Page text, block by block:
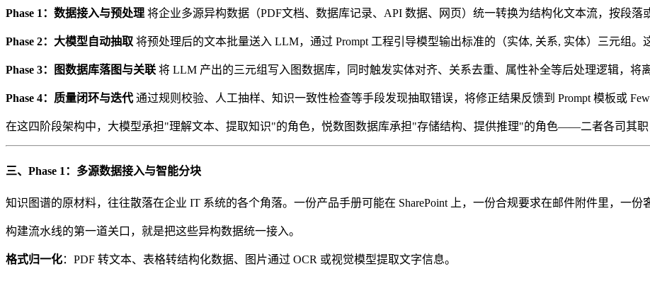
Phase 1：数据接入与预处理 将企业多源异构数据（PDF文档、数据库记录、API 数据、网页）统一转换为结构化文本流，按段落
Phase 2：大模型自动抽取 将预处理后的文本批量送入 LLM，通过 Prompt 工程引导模型输出标准的（实体, 关系, 实体）三元组。
Phase 3：图数据库落图与关联 将 LLM 产出的三元组写入图数据库，同时触发实体对齐、关系去重、属性补全等后处理逻辑，将
Phase 4：质量闭环与迭代通过规则校验、人工抽样、知识一致性检查等手段发现抽取错误，将修正结果反馈到 Prompt 模板或
在这四阶段架构中，大模型承担"理解文本、提取知识"的角色，悦数图数据库承担"存储结构、提供推理"的角色——二者各司其职
三、Phase 1：多源数据接入与智能分块
知识图谱的原材料，往往散落在企业 IT 系统的各个角落。一份产品手册可能在 SharePoint 上，一份合规要求在邮件附件里，一份
构建流水线的第一道关口，就是把这些异构数据统一接入。
格式归一化：PDF 转文本、表格转结构化数据、图片通过 OCR 或视觉模型提取文字信息。